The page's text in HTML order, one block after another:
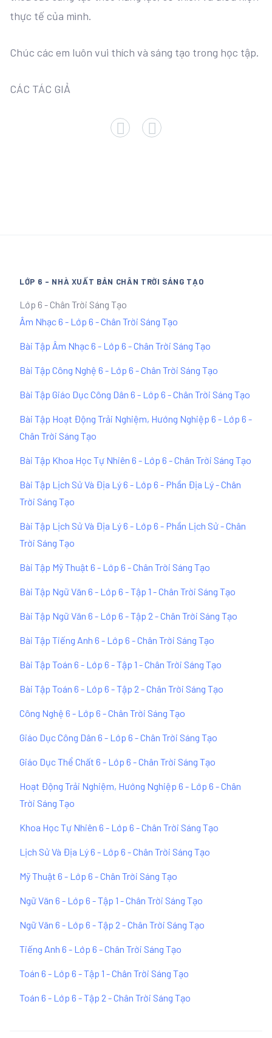
thực tế của mình.
Chúc các em luôn vui thích và sáng tạo trong học tập.
CÁC TÁC GIẢ
LỚP 6 - NHÀ XUẤT BẢN CHÂN TRỜI SÁNG TẠO
Lớp 6 - Chân Trời Sáng Tạo
Âm Nhạc 6 - Lớp 6 - Chân Trời Sáng Tạo
Bài Tập Âm Nhạc 6 - Lớp 6 - Chân Trời Sáng Tạo
Bài Tập Công Nghệ 6 - Lớp 6 - Chân Trời Sáng Tạo
Bài Tập Giáo Dục Công Dân 6 - Lớp 6 - Chân Trời Sáng Tạo
Bài Tập Hoạt Động Trải Nghiệm, Hướng Nghiệp 6 - Lớp 6 -
Chân Trời Sáng Tạo
Bài Tập Khoa Học Tự Nhiên 6 - Lớp 6 - Chân Trời Sáng Tạo
Bài Tập Lịch Sử Và Địa Lý 6 - Lớp 6 - Phần Địa Lý - Chân
Trời Sáng Tạo
Bài Tập Lịch Sử Và Địa Lý 6 - Lớp 6 - Phần Lịch Sử - Chân
Trời Sáng Tạo
Bài Tập Mỹ Thuật 6 - Lớp 6 - Chân Trời Sáng Tạo
Bài Tập Ngữ Văn 6 - Lớp 6 - Tập 1 - Chân Trời Sáng Tạo
Bài Tập Ngữ Văn 6 - Lớp 6 - Tập 2 - Chân Trời Sáng Tạo
Bài Tập Tiếng Anh 6 - Lớp 6 - Chân Trời Sáng Tạo
Bài Tập Toán 6 - Lớp 6 - Tập 1 - Chân Trời Sáng Tạo
Bài Tập Toán 6 - Lớp 6 - Tập 2 - Chân Trời Sáng Tạo
Công Nghệ 6 - Lớp 6 - Chân Trời Sáng Tạo
Giáo Dục Công Dân 6 - Lớp 6 - Chân Trời Sáng Tạo
Giáo Dục Thể Chất 6 - Lớp 6 - Chân Trời Sáng Tạo
Hoạt Động Trải Nghiệm, Hướng Nghiệp 6 - Lớp 6 - Chân
Trời Sáng Tạo
Khoa Học Tự Nhiên 6 - Lớp 6 - Chân Trời Sáng Tạo
Lịch Sử Và Địa Lý 6 - Lớp 6 - Chân Trời Sáng Tạo
Mỹ Thuật 6 - Lớp 6 - Chân Trời Sáng Tạo
Ngữ Văn 6 - Lớp 6 - Tập 1 - Chân Trời Sáng Tạo
Ngữ Văn 6 - Lớp 6 - Tập 2 - Chân Trời Sáng Tạo
Tiếng Anh 6 - Lớp 6 - Chân Trời Sáng Tạo
Toán 6 - Lớp 6 - Tập 1 - Chân Trời Sáng Tạo
Toán 6 - Lớp 6 - Tập 2 - Chân Trời Sáng Tạo